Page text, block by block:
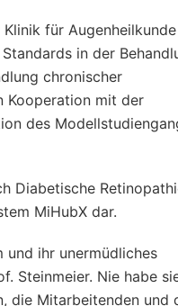
für
in der
chronischer
Kooperation mit der
des
Diabetische
MiHubX dar.
und ihr unermüdliches
Steinmeier. Nie habe
die Mitarbeitenden und